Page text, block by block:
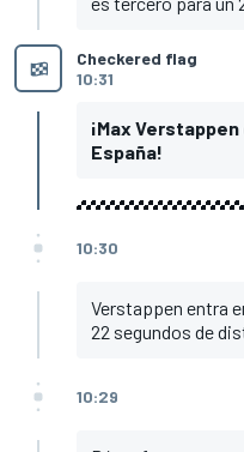
Checkered flag
10:31
¡Max
España!
10:30
Verstappen entra
22 segundos de
10:29